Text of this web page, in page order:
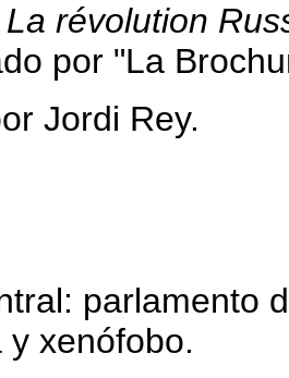
La révolution
por "La
Jordi Rey.
parlamento
y xenófobo.